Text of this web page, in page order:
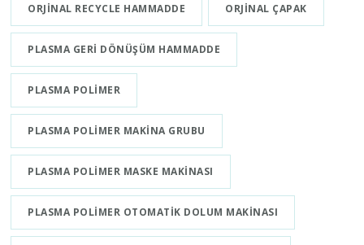
ORJINAL RECYCLE HAMMADDE ORJINAL ÇAPAK
PLASMA GERI DÖNÜŞÜM HAMMADDE
PLASMA POLIMER
PLASMA POLIMER MAKINA GRUBU
PLASMA POLIMER MASKE MAKINASI
PLASMA POLIMER OTOMATIK DOLUM MAKINASI